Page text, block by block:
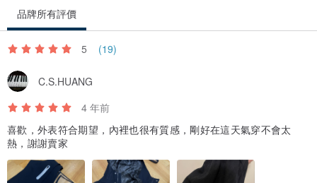
品牌所有評價
5 (19)
C.S.HUANG
4 年前
喜歡，外表符合期望，內裡也很有質感，剛好在這天氣穿不會太
熱，謝謝賣家